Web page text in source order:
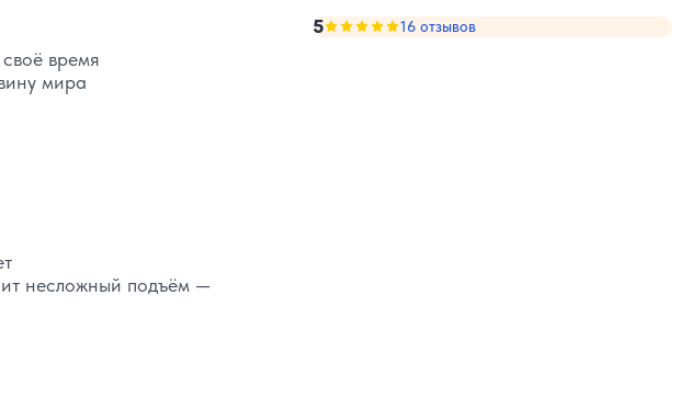
5Оценка, количество звезд:
16 отзывов
время
мира
несложный подъём —